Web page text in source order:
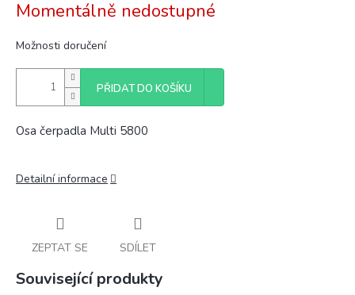
cena:
Momentálně nedostupné
Možnosti doručení
PŘIDAT DO KOŠÍKU
Osa čerpadla Multi 5800
Detailní informace
ZEPTAT SE SDÍLET
Související produkty